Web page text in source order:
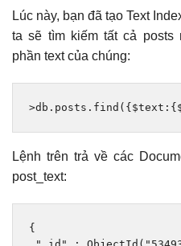
Lúc này, bạn đã tạo Text
ta sẽ tìm kiếm tất cả posts
phần text của chúng:
>db . posts . find ({ $text :{
Lệnh trên trả về các
post_text:
{